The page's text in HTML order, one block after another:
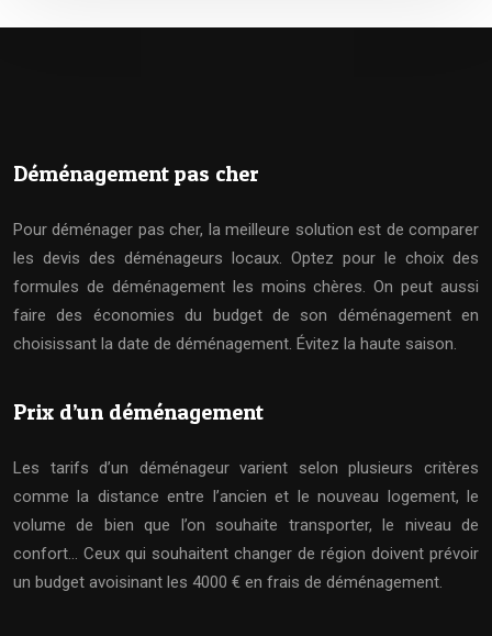
Déménagement pas cher
Pour déménager pas cher, la meilleure solution est de comparer
les devis des déménageurs locaux. Optez pour le choix des
formules de déménagement les moins chères. On peut aussi
faire des économies du budget de son déménagement en
choisissant la date de déménagement. Évitez la haute saison.
Prix d’un déménagement
Les tarifs d’un déménageur varient selon plusieurs critères
comme la distance entre l’ancien et le nouveau logement, le
volume de bien que l’on souhaite transporter, le niveau de
confort… Ceux qui souhaitent changer de région doivent prévoir
un budget avoisinant les 4000 € en frais de déménagement.